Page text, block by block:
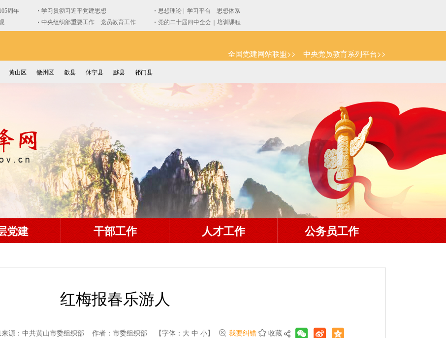
全国党建网站联盟>> 中央党员教育系列平台>>
黄山区 徽州区 歙县 休宁县 黟县 祁门县
党建 干部工作 人才工作 公务员工作
红梅报春乐游人
源：中共黄山市委组织部 作者：市委组织部 【字体： 大 中 小】 我要纠错 收藏